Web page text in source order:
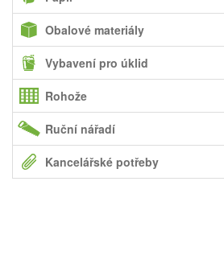
Obalové materiály
Vybavení pro úklid
Rohože
Ruční nářadí
Kancelářské potřeby